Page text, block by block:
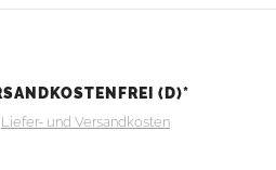
(D)*
Liefer- und Versandkosten